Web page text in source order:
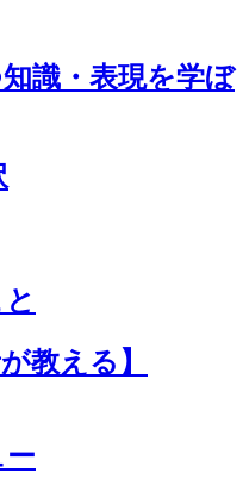
識・表現を学ぼ
教える】